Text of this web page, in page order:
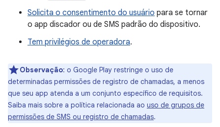
Solicita o consentimento do usuário para se tornar
o app discador ou de SMS padrão do dispositivo.
Tem privilégios de operadora.
Observação: o Google Play restringe o uso de
determinadas permissões de registro de chamadas, a menos
que seu app atenda a um conjunto específico de requisitos.
Saiba mais sobre a política relacionada ao uso de grupos de
permissões de SMS ou registro de chamadas.